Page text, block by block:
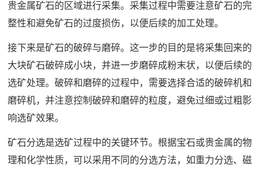
贵金属矿石的区域进行采集。采集过程中需要注意矿石的完
整性和避免矿石的过度损伤，以便后续的加工处理。
接下来是矿石的破碎与磨碎。这一步的目的是将采集回来的
大块矿石破碎成小块，并进一步磨碎成粉末状，以便后续的
选矿处理。破碎和磨碎的过程中，需要选择合适的破碎机和
磨碎机，并注意控制破碎和磨碎的粒度，避免过细或过粗影
响选矿效果。
矿石分选是选矿过程中的关键环节。根据宝石或贵金属的物
理和化学性质，可以采用不同的分选方法，如重力分选、磁